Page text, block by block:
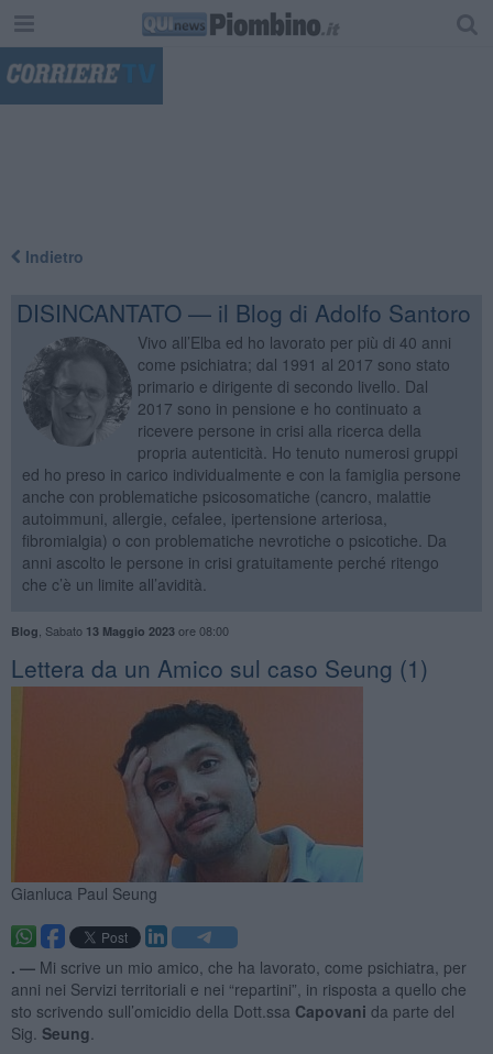
Indietro
DISINCANTATO — il Blog di Adolfo Santoro
Vivo all’Elba ed ho lavorato per più di 40 anni
come psichiatra; dal 1991 al 2017 sono stato
primario e dirigente di secondo livello. Dal
2017 sono in pensione e ho continuato a
ricevere persone in crisi alla ricerca della
propria autenticità. Ho tenuto numerosi gruppi
ed ho preso in carico individualmente e con la famiglia persone
anche con problematiche psicosomatiche (cancro, malattie
autoimmuni, allergie, cefalee, ipertensione arteriosa,
fibromialgia) o con problematiche nevrotiche o psicotiche. Da
anni ascolto le persone in crisi gratuitamente perché ritengo
che c’è un limite all’avidità.
Blog Sabato 13 Maggio 2023ore 08:00
​Lettera da un Amico sul caso Seung (1)
Gianluca Paul Seung
. — Mi scrive un mio amico, che ha lavorato, come psichiatra, per
anni nei Servizi territoriali e nei “repartini”, in risposta a quello che
sto scrivendo sull’omicidio della Dott.ssa Capovani da parte del
Sig. Seung